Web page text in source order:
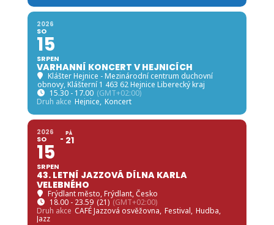
2026
SO
15
SRPEN
VARHANNÍ KONCERT V HEJNICÍCH
Klášter Hejnice - Mezinárodní centrum duchovní
obnovy, Klášterní 1 463 62 Hejnice Liberecký kraj
15.30 - 17.00 (GMT+02:00)
Druh akce Hejnice, Koncert
2026
SO
15
SRPEN
PÁ
21
43. LETNÍ JAZZOVÁ DÍLNA KARLA
VELEBNÉHO
Frýdlant město, Frýdlant, Česko
18.00 - 23.59 (21) (GMT+02:00)
Druh akce CAFÉ Jazzová osvěžovna, Festival, Hudba,
Jazz